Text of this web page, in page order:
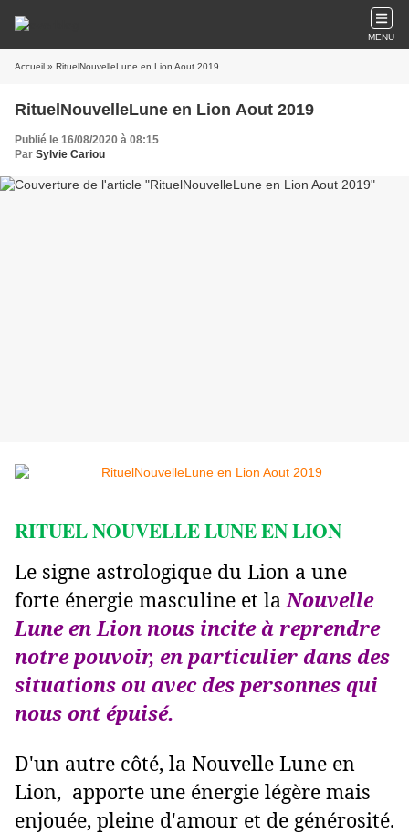
MENU
Accueil » RituelNouvelleLune en Lion Aout 2019
RituelNouvelleLune en Lion Aout 2019
Publié le 16/08/2020 à 08:15
Par Sylvie Cariou
RITUEL NOUVELLE LUNE EN LION
Le signe astrologique du Lion a une
forte énergie masculine et laNouvelle
Lune en Lion nous incite à reprendre
notre pouvoir, en particulier dans des
situations ou avec des personnes qui
nous ont épuisé.
D'un autre côté, la Nouvelle Lune en
Lion, apporte une énergie légère mais
enjouée, pleine d'amour et de générosité.